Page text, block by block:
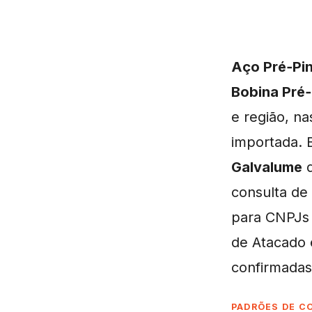
Aço
Bobina
e região,
importada.
Galvalume
consulta
para
de Atacado
PADRÕES DE